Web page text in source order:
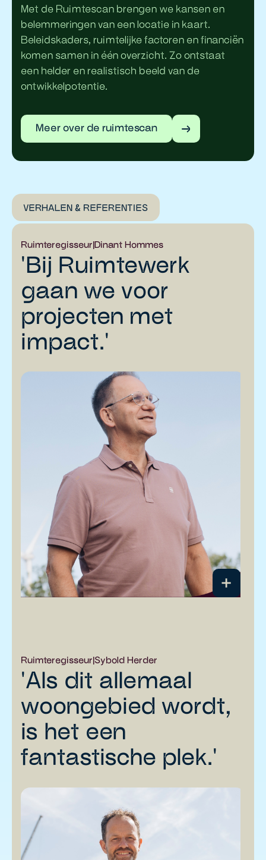
Met de Ruimtescan brengen we kansen en
belemmeringen van een locatie in kaart.
Beleidskaders, ruimtelijke factoren en financiën
komen samen in één overzicht. Zo ontstaat
een helder en realistisch beeld van de
ontwikkelpotentie.
Meer over de ruimtescan
VERHALEN & REFERENTIES
Ruimteregisseur|Dinant Hommes
'Bij Ruimtewerk
gaan we voor
projecten met
impact.'
Ruimteregisseur|Sybold Herder
'Als dit allemaal
woongebied wordt,
is het een
fantastische plek.'